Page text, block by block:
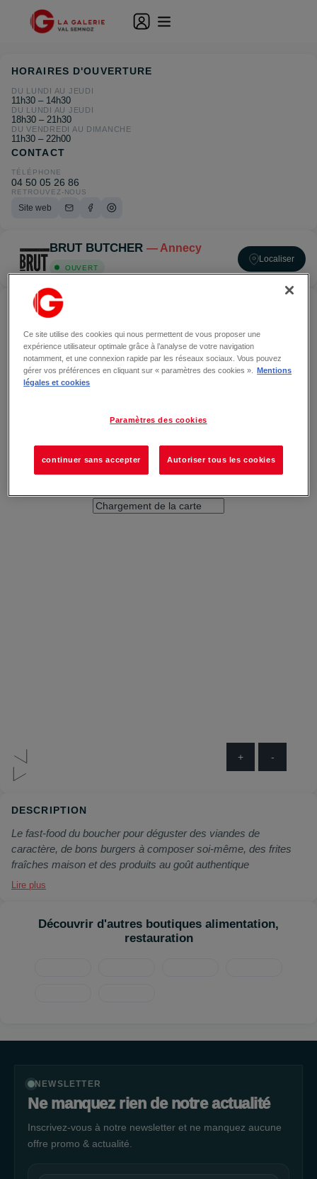
BRUT BUTCHER — Annecy
OUVERT
Localiser
ACCÉDER À BRUT BUTCHER — ANNECY
+ -
HORAIRES D'OUVERTURE
DU LUNDI AU JEUDI
11h30 – 14h30
DU LUNDI AU JEUDI
18h30 – 21h30
DU VENDREDI AU DIMANCHE
11h30 – 22h00
CONTACT
TÉLÉPHONE
04 50 05 26 86
RETROUVEZ-NOUS
Site web
DESCRIPTION
Le fast-food du boucher pour déguster des viandes de
caractère, de bons burgers à composer soi-même, des frites
fraîches maison et des produits au goût authentique
Lire plus
Découvrir d'autres boutiques alimentation,
restauration
NEWSLETTER
Ne manquez rien de notre actualité
Inscrivez-vous à notre newsletter et ne manquez aucune
offre promo & actualité.
Ce site utilise des cookies qui nous permettent de vous proposer une
expérience utilisateur optimale grâce à l’analyse de votre navigation
notamment, et une connexion rapide par les réseaux sociaux. Vous pouvez
gérer vos préférences en cliquant sur « paramètres des cookies ».
Mentions
légales et cookies
Paramètres des cookies
continuer sans accepter Autoriser tous les cookies